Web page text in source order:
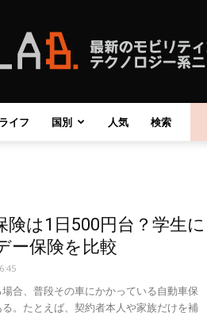
自
動
イフ 国別 人気 検索
は1日500円台？学生に
ー保険を比較
合、普段その車にかかっている自動車保
。たとえば、契約者本人や家族だけを補